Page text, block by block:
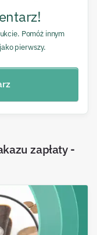
Pomóż innym
pierwszy.
zapłaty -